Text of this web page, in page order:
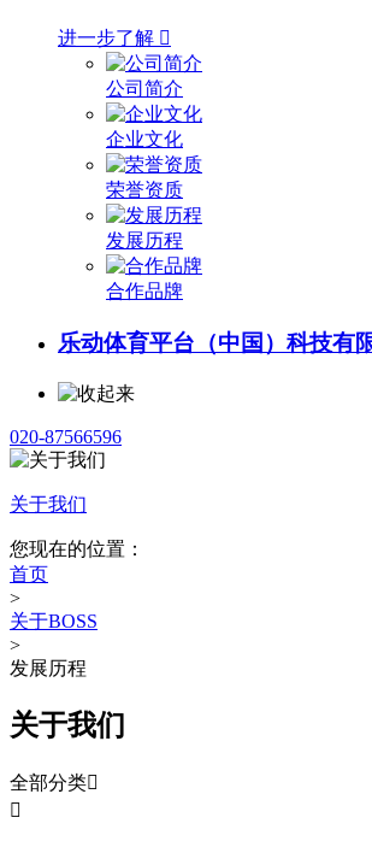
进一步了解 
公司简介
企业文化
荣誉资质
发展历程
合作品牌
乐动体育平台（中国）科技有
020-87566596
关于我们
您现在的位置：
首页
>
关于BOSS
>
发展历程
关于我们
全部分类
